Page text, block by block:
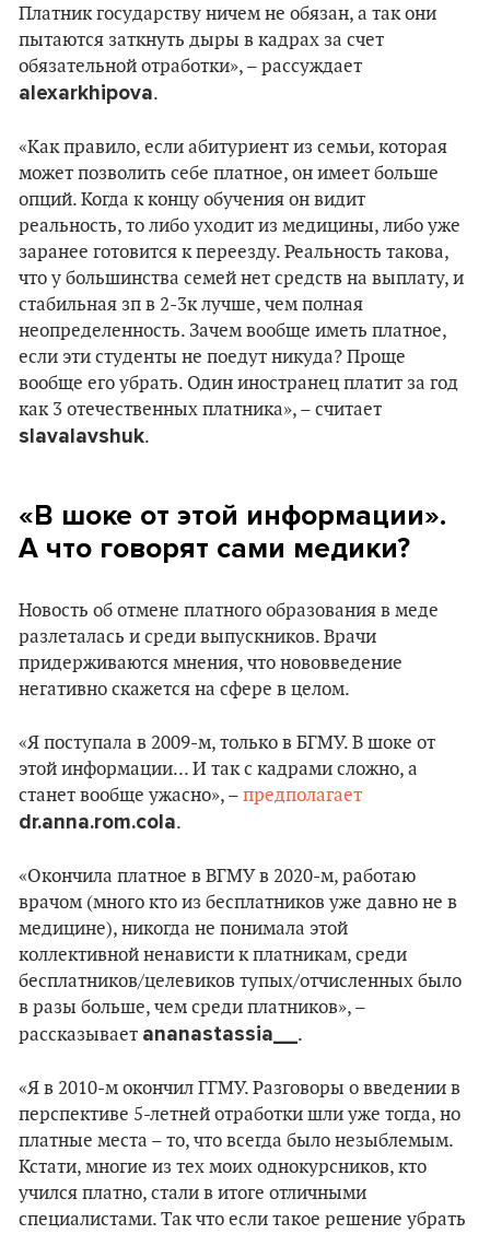
Платник государству ничем не обязан, а так они
пытаются заткнуть дыры в кадрах за счет
обязательной отработки», – рассуждает
alexarkhipova.
«Как правило, если абитуриент из семьи, которая
может позволить себе платное, он имеет больше
опций. Когда к концу обучения он видит
реальность, то либо уходит из медицины, либо уже
заранее готовится к переезду. Реальность такова,
что у большинства семей нет средств на выплату, и
стабильная зп в 2-3к лучше, чем полная
неопределенность. Зачем вообще иметь платное,
если эти студенты не поедут никуда? Проще
вообще его убрать. Один иностранец платит за год
как 3 отечественных платника», – считает
slavalavshuk.
«В шоке от этой информации».
А что говорят сами медики?
Новость об отмене платного образования в меде
разлеталась и среди выпускников. Врачи
придерживаются мнения, что нововведение
негативно скажется на сфере в целом.
«Я поступала в 2009-м, только в БГМУ. В шоке от
этой информации... И так с кадрами сложно, а
станет вообще ужасно», – предполагает
dr.anna.rom.cola.
«Окончила платное в ВГМУ в 2020-м, работаю
врачом (много кто из бесплатников уже давно не в
медицине), никогда не понимала этой
коллективной ненависти к платникам, среди
бесплатников/целевиков тупых/отчисленных было
в разы больше, чем среди платников», –
рассказывает ananastassia__ .
«Я в 2010-м окончил ГГМУ. Разговоры о введении в
перспективе 5-летней отработки шли уже тогда, но
платные места – то, что всегда было незыблемым.
Кстати, многие из тех моих однокурсников, кто
учился платно, стали в итоге отличными
специалистами. Так что если такое решение убрать